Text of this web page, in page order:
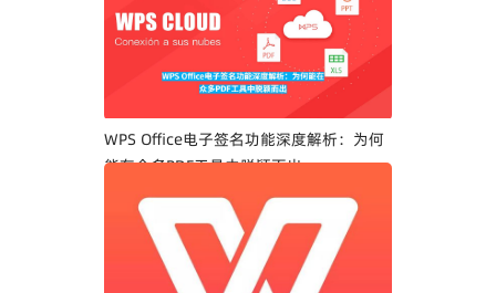
WPS Office电子签名功能深度解析：为何
能在众多PDF工具中脱颖而出